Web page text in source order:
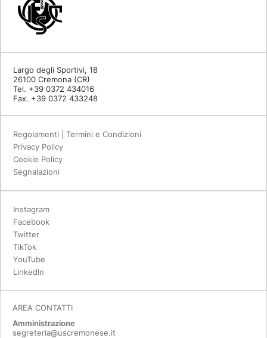
Largo degli Sportivi, 18
26100 Cremona (CR)
Tel. +39 0372 434016
Fax. +39 0372 433248
Regolamenti | Termini e Condizioni
Privacy Policy
Cookie Policy
Segnalazioni
Instagram
Facebook
Twitter
TikTok
YouTube
LinkedIn
AREA CONTATTI
Amministrazione
segreteria@uscremonese.it